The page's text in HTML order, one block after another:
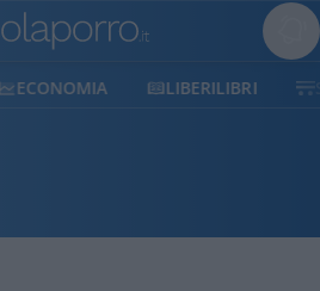
ECONOMIA LIBERILIBRI